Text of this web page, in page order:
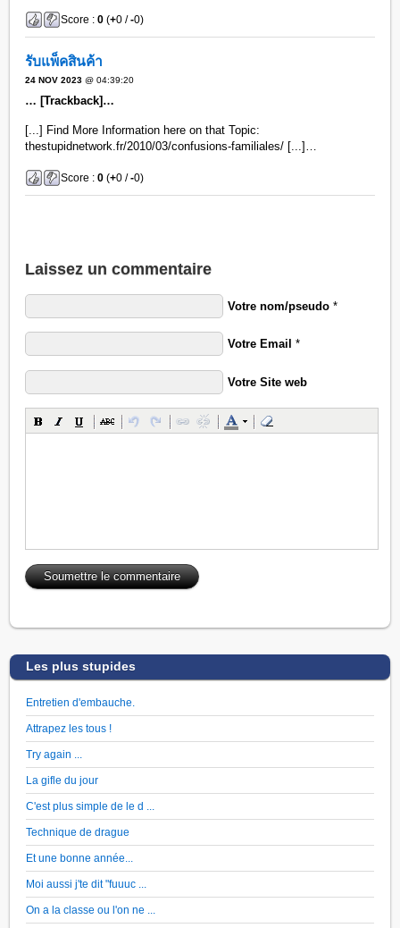
Score :0 (+0 /-0)
รับแพ็คสินค้า
24 NOV 2023 @ 04:39:20
… [Trackback]…
[...] Find More Information here on that Topic:
thestupidnetwork.fr/2010/03/confusions-familiales/ [...]…
Score :0 (+0 /-0)
Laissez un commentaire
Votre nom/pseudo *
Votre Email *
Votre Site web
Les plus stupides
Entretien d'embauche.
Attrapez les tous !
Try again ...
La gifle du jour
C'est plus simple de le d ...
Technique de drague
Et une bonne année...
Moi aussi j'te dit "fuuuc ...
On a la classe ou l'on ne ...